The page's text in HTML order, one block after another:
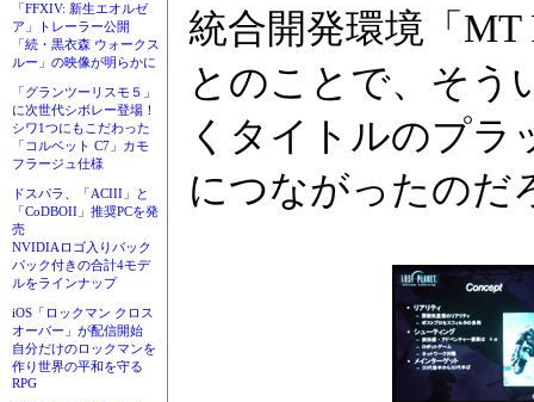
「FFXIV: 新生エオルゼ
ア」トレーラー公開
「続・黒衣森 ウォークス
ルー」の映像が明らかに
「グランツーリスモ５」
に次世代シボレー登場！
シワ1つにもこだわった
「コルベット C7」カモ
フラージュ仕様
ドスパラ、「ACIII」と
「CoDBOII」推奨PCを発
売
NVIDIAロゴ入りバック
パック付きの合計4モデ
ルをラインナップ
iOS「ロックマン クロス
オーバー」が配信開始
自分だけのロックマンを
作り世界の平和を守る
RPG
統合開発環境「
とのことで、そう
くタイトルのプラ
につながったのだ